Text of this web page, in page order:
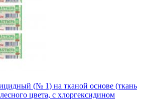
(№ 1) на тканой основе (ткань
цвета, с хлоргексидином